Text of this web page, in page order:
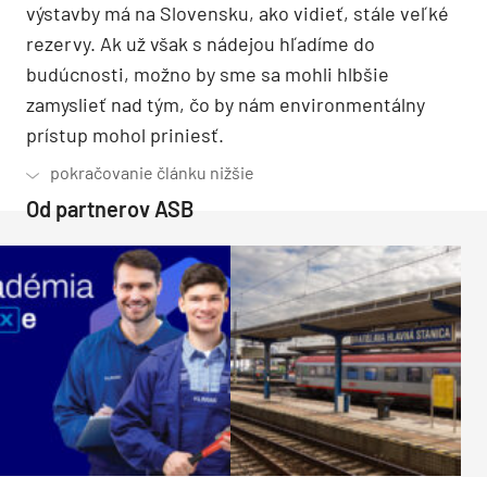
výstavby má na Slovensku, ako vidieť, stále veľké
rezervy. Ak už však s nádejou hľadíme do
budúcnosti, možno by sme sa mohli hlbšie
zamyslieť nad tým, čo by nám environmentálny
prístup mohol priniesť.
Od partnerov ASB